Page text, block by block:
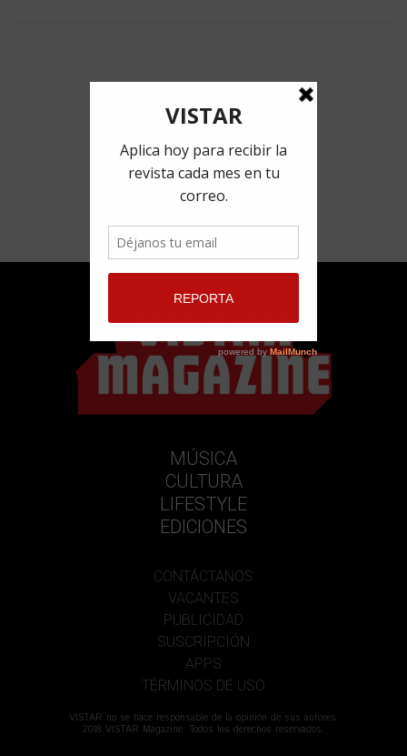
MÚSICA
CULTURA
LIFESTYLE
EDICIONES
CONTÁCTANOS
VACANTES
PUBLICIDAD
SUSCRIPCIÓN
APPS
TÉRMINOS DE USO
VISTAR no se hace responsable de la opinión de sus autores.
2018 VISTAR Magazine. Todos los derechos reservados.